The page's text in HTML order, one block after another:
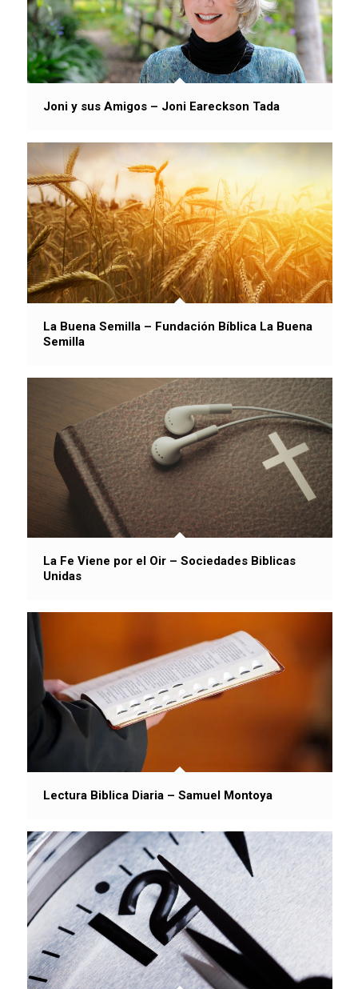
Joni y sus Amigos – Joni Eareckson Tada
La Buena Semilla – Fundación Bíblica La Buena
Semilla
La Fe Viene por el Oir – Sociedades Biblicas
Unidas
Lectura Biblica Diaria – Samuel Montoya